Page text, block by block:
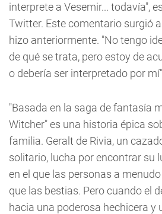
interprete a Vesemir... todavía",
Twitter. Este comentario surgió
hizo anteriormente. "No tengo
de qué se trata, pero estoy de
o debería ser interpretado por
"Basada en la saga de fantasía
Witcher" es una historia épica
familia. Geralt de Rivia, un
solitario, lucha por encontrar su
en el que las personas a
que las bestias. Pero cuando el
hacia una poderosa hechicera y